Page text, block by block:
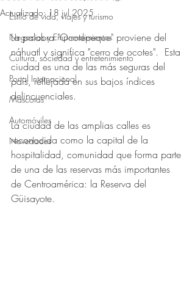
Estilo de vida, viajes y turismo
Negocios y Emprendimientos
Cultura, sociedad y entretenimiento
Portal Internacional
Mascotas
Automóviles
Novedades
Actualizado: 18 jul 2025
Obtuvo NaN de 5 estrellas.
La palabra "Ocotepeque" proviene del
náhuatl y significa "cerro de ocotes".  Esta
ciudad es una de las más seguras del
país, reflejada en sus bajos índices
delincuenciales.
La ciudad de las amplias calles es
reconocida como la capital de la
hospitalidad, comunidad que forma parte
de una de las reservas más importantes
de Centroamérica: la Reserva del
Güisayote.